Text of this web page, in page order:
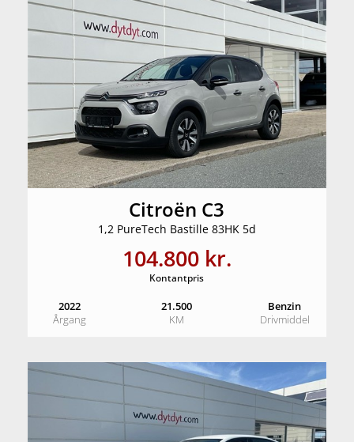
Citroën C3
1,2 PureTech Bastille 83HK 5d
104.800 kr.
Kontantpris
2022
Årgang
21.500
KM
Benzin
Drivmiddel